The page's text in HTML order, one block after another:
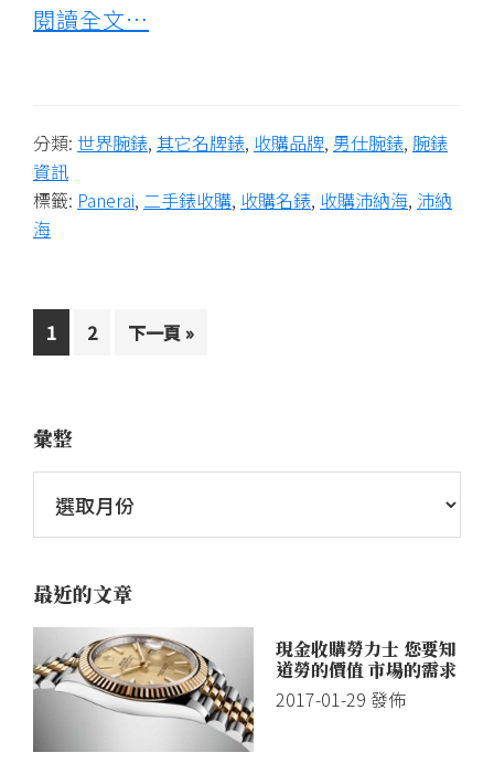
閱讀全文…
分類: 世界腕錶, 其它名牌錶, 收購品牌, 男仕腕錶, 腕錶
資訊
標籤: Panerai, 二手錶收購, 收購名錶, 收購沛納海, 沛納
海
1 2 下一頁 »
彙整
最近的文章
現金收購勞力士 您要知
道勞的價值 市場的需求
2017-01-29 發佈